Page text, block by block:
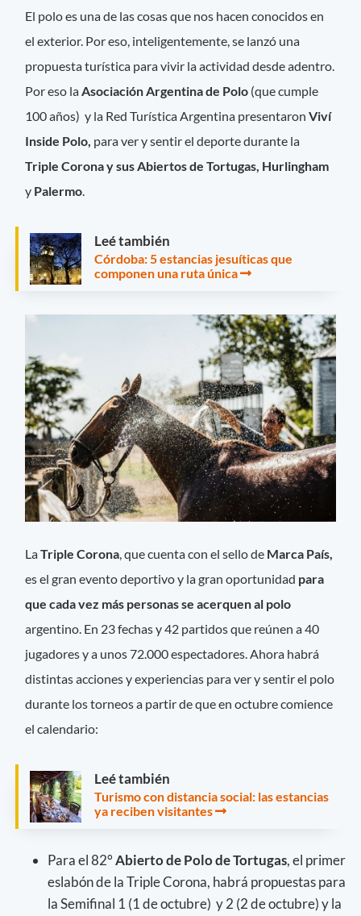
El polo es una de las cosas que nos hacen conocidos en
el exterior. Por eso, inteligentemente, se lanzó una
propuesta turística para vivir la actividad desde adentro.
Por eso la Asociación Argentina de Polo (que cumple
100 años) y la Red Turística Argentina presentaron Viví
Inside Polo, para ver y sentir el deporte durante la
Triple Corona y sus Abiertos de Tortugas, Hurlingham
y Palermo
Leé también
Córdoba: 5 estancias jesuíticas que
componen una ruta única
LaTriple Corona, que cuenta con el sello de Marca País,
es el gran evento deportivo y la gran oportunidad para
que cada vez más personas se acerquen al polo
argentino. En 23 fechas y 42 partidos que reúnen a 40
jugadores y a unos 72.000 espectadores. Ahora habrá
distintas acciones y experiencias para ver y sentir el polo
durante los torneos a partir de que en octubre comience
el calendario:
Leé también
Turismo con distancia social: las estancias
ya reciben visitantes
Para el 82°Abierto de Polo de Tortugas, el primer
eslabón de la Triple Corona, habrá propuestas para
la Semifinal 1 (1 de octubre) y 2 (2 de octubre) y la